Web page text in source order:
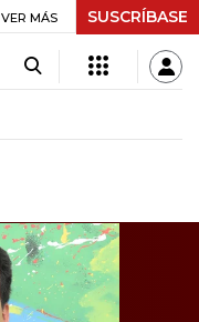
$ 416,86 +$ 0,05 +0,01%
VER MÁS SUSCRÍBASE